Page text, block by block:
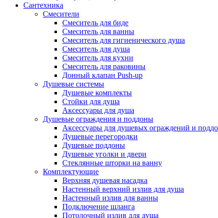
Сантехника
Смесители
Смеситель для биде
Смеситель для ванны
Смеситель для гигиенического душа
Смеситель для душа
Смеситель для кухни
Смеситель для раковины
Донный клапан Push-up
Душевые системы
Душевые комплекты
Стойки для душа
Аксессуары для душа
Душевые ограждения и поддоны
Аксессуары для душевых ограждений и
Душевые перегородки
Душевые поддоны
Душевые уголки и двери
Стеклянные шторки на ванну
Комплектующие
Верхняя душевая насадка
Настенный верхний излив для душа
Настенный излив для ванны
Подключение шланга
Потолочный излив для душа